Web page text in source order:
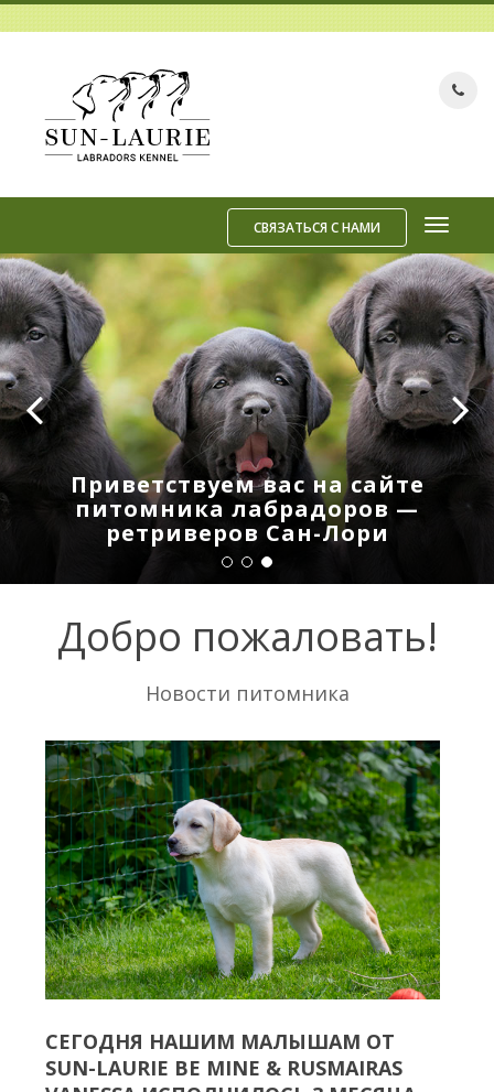
СВЯЗАТЬСЯ С НАМИ
Приветствуем вас на сайте
питомника лабрадоров —
ретриверов Сан-Лори
Добро пожаловать!
Новости питомника
СЕГОДНЯ НАШИМ МАЛЫШАМ ОТ
SUN-LAURIE BE MINE & RUSMAIRAS